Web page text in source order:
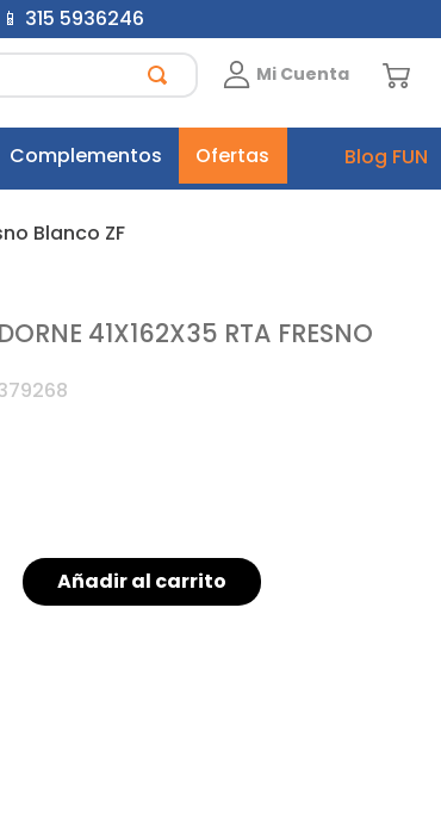
315 5936246
Mi Cuenta
Complementos Ofertas Blog FUN
Blanco ZF
41X162X35 RTA FRESNO
Añadir al carrito